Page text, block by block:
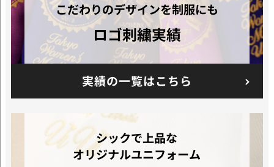
こだわりのデザインを制服にも
ロゴ刺繍実績
実績の一覧はこちら
シックで上品な
オリジナルユニフォーム